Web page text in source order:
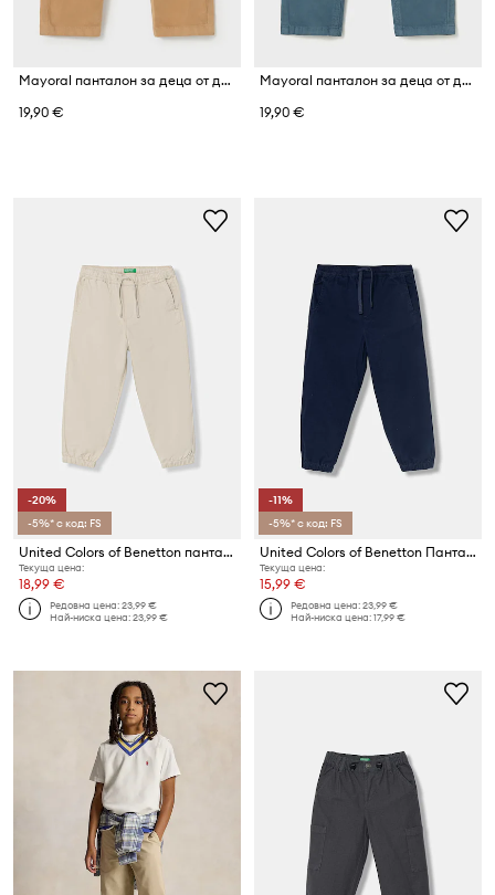
Mayoral панталон за деца от джинс
19,90 €
Mayoral панталон за деца от джинс
19,90 €
-20%
-5%* с код: FS
United Colors of Benetton панталон за деца
Текуща цена:
18,99 €
Редовна цена:23,99 €
Най-ниска цена:23,99 €
-11%
-5%* с код: FS
United Colors of Benetton Панталон за деца
Текуща цена:
15,99 €
Редовна цена:23,99 €
Най-ниска цена:17,99 €